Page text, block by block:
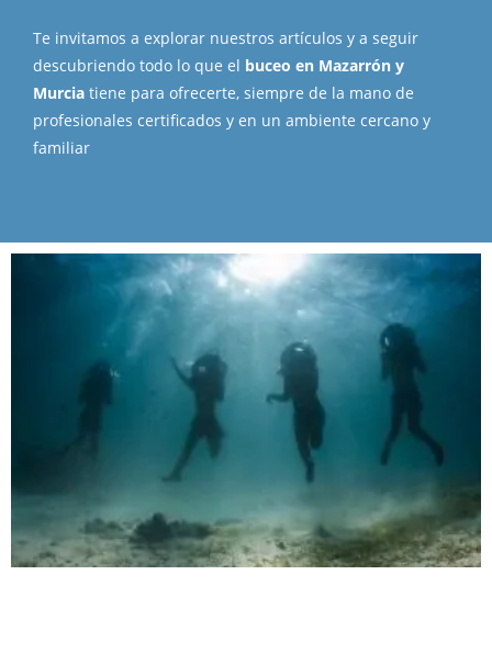
Te invitamos a explorar nuestros artículos y a seguir
descubriendo todo lo que el buceo en Mazarrón y
Murcia tiene para ofrecerte, siempre de la mano de
profesionales certificados y en un ambiente cercano y
familiar
PáginaPáginaPáginaPágina